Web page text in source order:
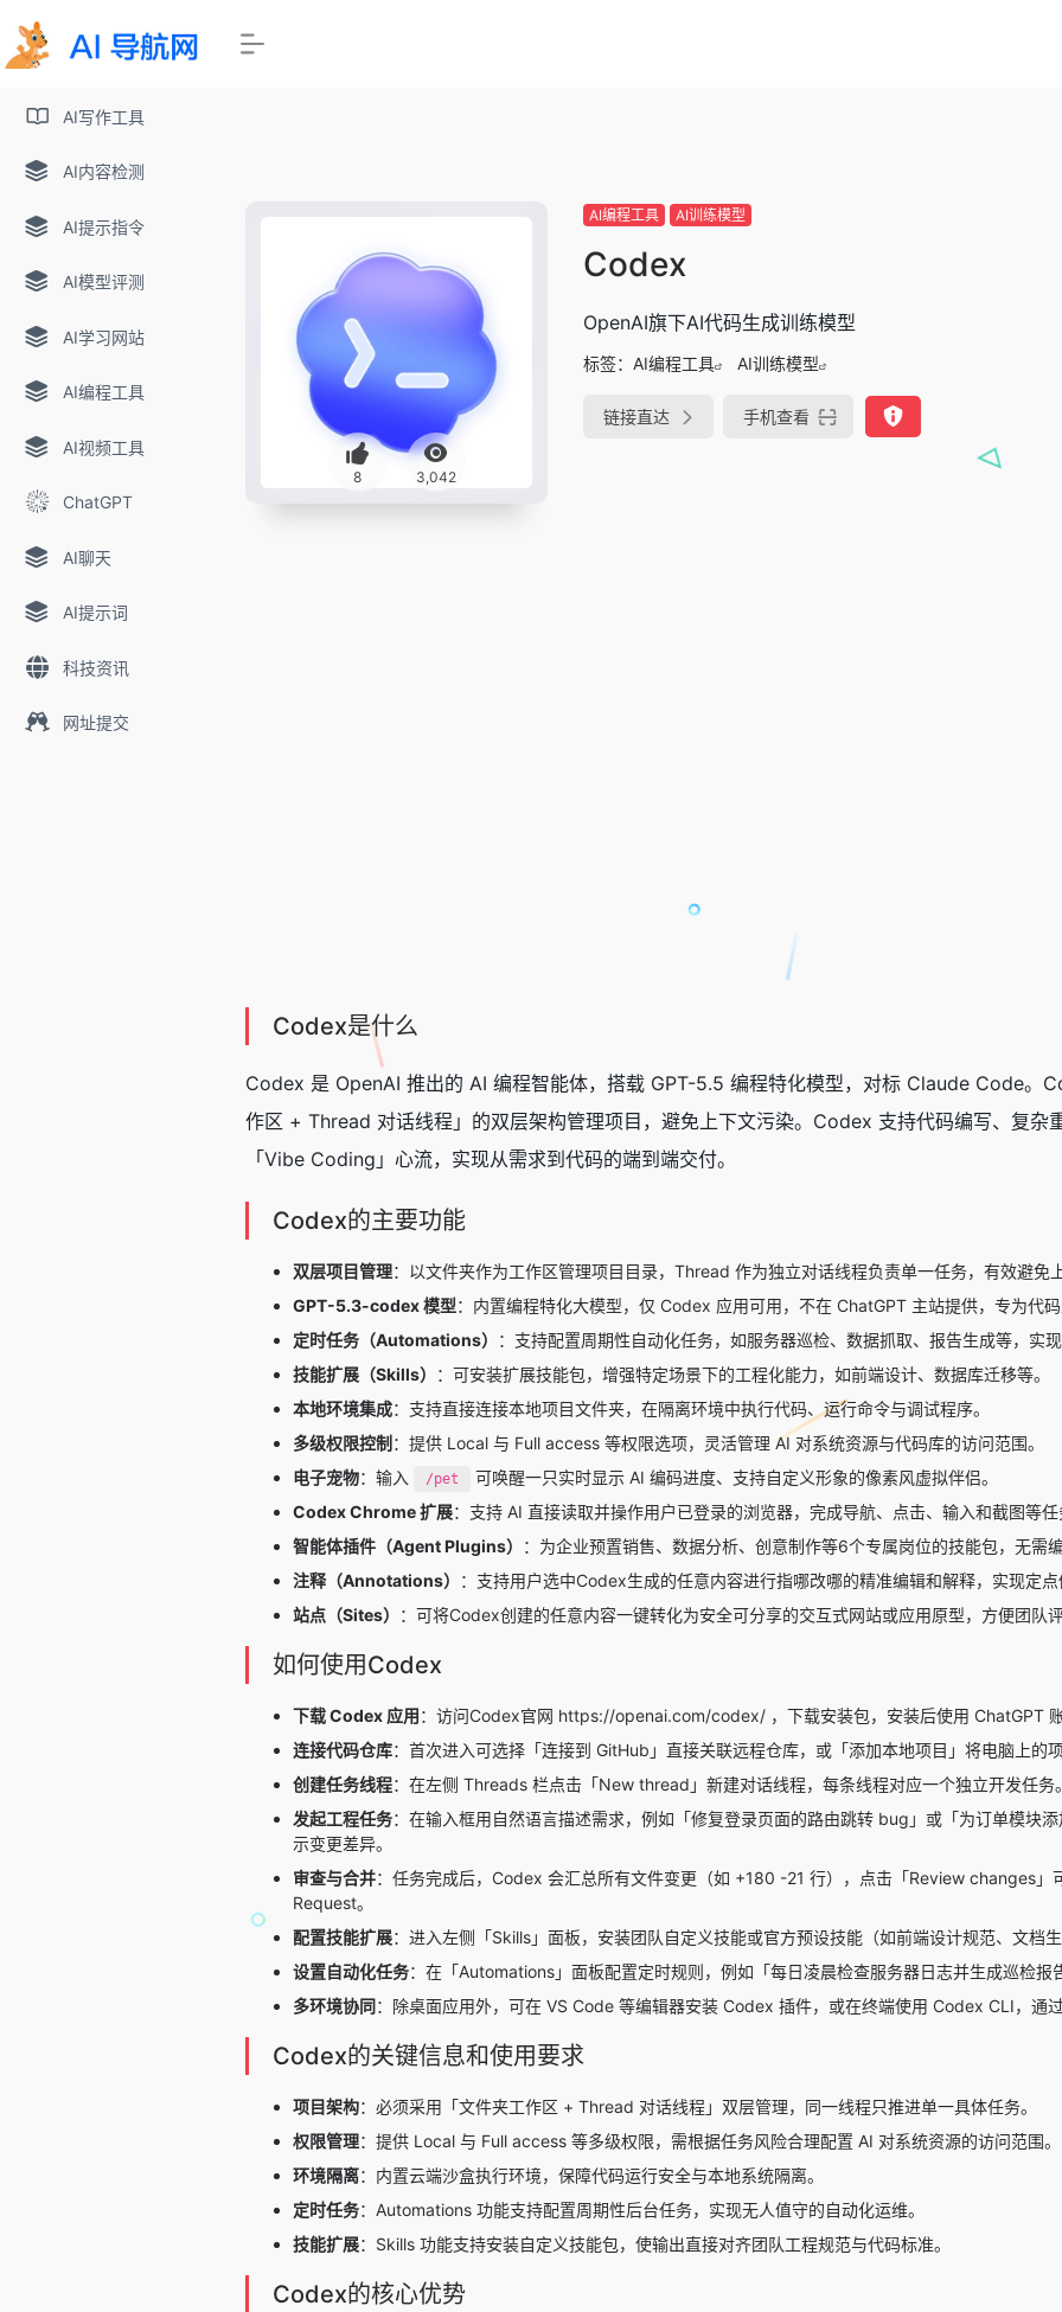
AI写作工具
AI内容检测
AI提示指令
AI模型评测
AI学习网站
AI编程工具
AI视频工具
ChatGPT
AI聊天
AI提示词
科技资讯
网址提交
8 3,042
AI编程工具 AI训练模型
Codex
OpenAI旗下AI代码生成训练模型
标签： AI编程工具 AI训练模型
链接直达 手机查看
Codex是什么
Codex 是 OpenAI 推出的 AI 编程智能体，搭载 GPT-5.5 编程特化模型，对标 Claude Code。
作区 + Thread 对话线程」的双层架构管理项目，避免上下文污染。Codex 支持代码编写、复杂
「Vibe Coding」心流，实现从需求到代码的端到端交付。
Codex的主要功能
双层项目管理：以文件夹作为工作区管理项目目录，Thread 作为独立对话线程负责单一任务，有效避免
GPT-5.3-codex 模型：内置编程特化大模型，仅 Codex 应用可用，不在 ChatGPT 主站提供，专为代码
定时任务（Automations）
：支持配置周期性自动化任务，如服务器巡检、数据抓取、报告生成等，实现
技能扩展（Skills）
：可安装扩展技能包，增强特定场景下的工程化能力，如前端设计、数据库迁移等。
本地环境集成：支持直接连接本地项目文件夹，在隔离环境中执行代码、运行命令与调试程序。
多级权限控制 ：提供 Local 与 Full access 等权限选项，灵活管理 AI 对系统资源与代码库的访问范围。
电子宠物：输入 /pet
可唤醒一只实时显示 AI 编码进度、支持自定义形象的像素风虚拟伴侣。
Codex Chrome 扩展：支持 AI 直接读取并操作用户已登录的浏览器，完成导航、点击、输入和截图等任
智能体插件（Agent Plugins）
：为企业预置销售、数据分析、创意制作等6个专属岗位的技能包，无需
注释（Annotations）
：支持用户选中Codex生成的任意内容进行指哪改哪的精准编辑和解释，实现定点
站点（Sites）
：可将Codex创建的任意内容一键转化为安全可分享的交互式网站或应用原型，方便团队
如何使用Codex
下载 Codex 应用：访问Codex官网 https://openai.com/codex/ ，下载安装包，安装后使用 ChatGPT 账
连接代码仓库：首次进入可选择「连接到 GitHub」直接关联远程仓库，或「添加本地项目」将电脑上的
创建任务线程：在左侧 Threads 栏点击「New thread」新建对话线程，每条线程对应一个独立开发任务
发起工程任务：在输入框用自然语言描述需求，例如「修复登录页面的路由跳转 bug」或「为订单模块
示变更差异。
审查与合并：任务完成后，Codex 会汇总所有文件变更（如 +180 -21 行），点击「Review changes
Request。
配置技能扩展：进入左侧「Skills」面板，安装团队自定义技能或官方预设技能（如前端设计规范、文档
设置自动化任务：在「Automations」面板配置定时规则，例如「每日凌晨检查服务器日志并生成巡检报
多环境协同：除桌面应用外，可在 VS Code 等编辑器安装 Codex 插件，或在终端使用 Codex CLI，通
Codex的关键信息和使用要求
项目架构：必须采用「文件夹工作区 + Thread 对话线程」双层管理，同一线程只推进单一具体任务。
权限管理：提供 Local 与 Full access 等多级权限，需根据任务风险合理配置 AI 对系统资源的访问范围。
环境隔离：内置云端沙盒执行环境，保障代码运行安全与本地系统隔离。
定时任务：Automations 功能支持配置周期性后台任务，实现无人值守的自动化运维。
技能扩展：Skills 功能支持安装自定义技能包，使输出直接对齐团队工程规范与代码标准。
Codex的核心优势